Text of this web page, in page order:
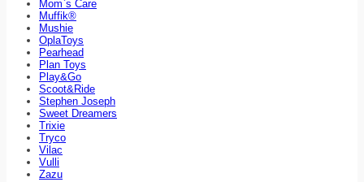
Mom`s Care
Muffik®
Mushie
OplaToys
Pearhead
Plan Toys
Play&Go
Scoot&Ride
Stephen Joseph
Sweet Dreamers
Trixie
Tryco
Vilac
Vulli
Zazu